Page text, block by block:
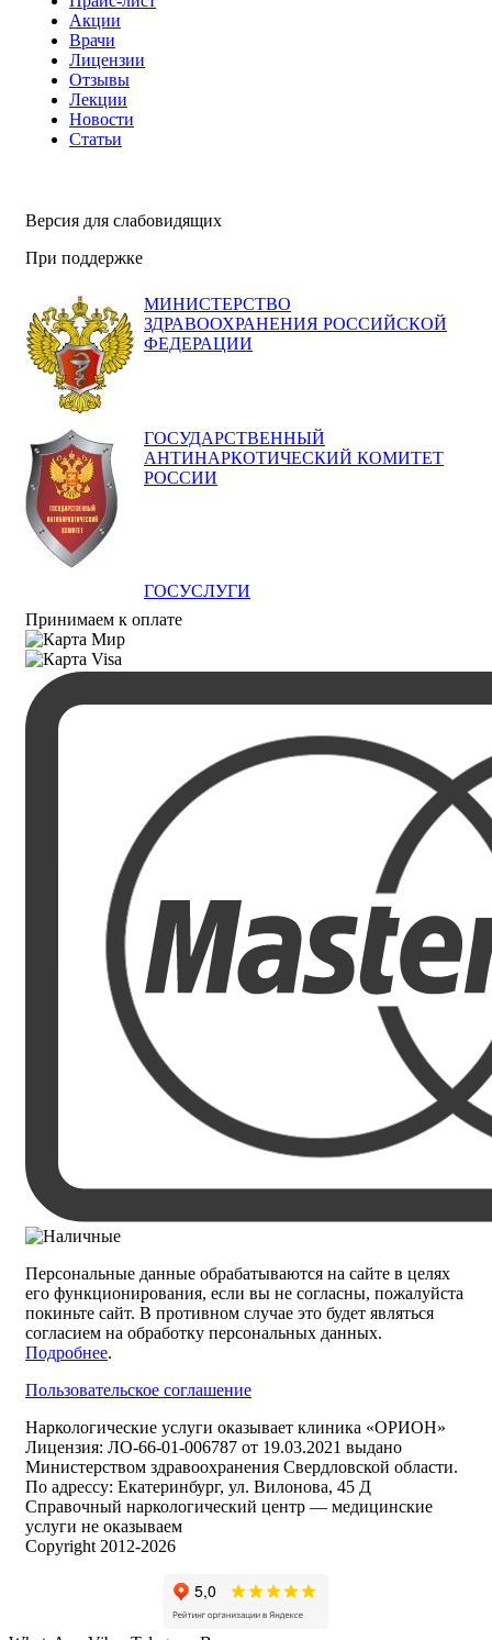
Акции
Врачи
Лицензии
Отзывы
Лекции
Новости
Статьи
Версия для слабовидящих
При поддержке
МИНИСТЕРСТВО
ЗДРАВООХРАНЕНИЯ РОССИЙСКОЙ
ФЕДЕРАЦИИ
ГОСУДАРСТВЕННЫЙ
АНТИНАРКОТИЧЕСКИЙ КОМИТЕТ
РОССИИ
ГОСУСЛУГИ
Принимаем к оплате
Персональные данные обрабатываются на сайте в целях
его функционирования, если вы не согласны, пожалуйста
покиньте сайт. В противном случае это будет являться
согласием на обработку персональных данных.
Подробнее.
Пользовательское соглашение
Наркологические услуги оказывает клиника «ОРИОН»
Лицензия: ЛО-66-01-006787 от 19.03.2021 выдано
Министерством здравоохранения Свердловской области.
По адрессу: Екатеринбург, ул. Вилонова, 45 Д
Справочный наркологический центр — медицинские
услуги не оказываем
Copyright 2012-2026